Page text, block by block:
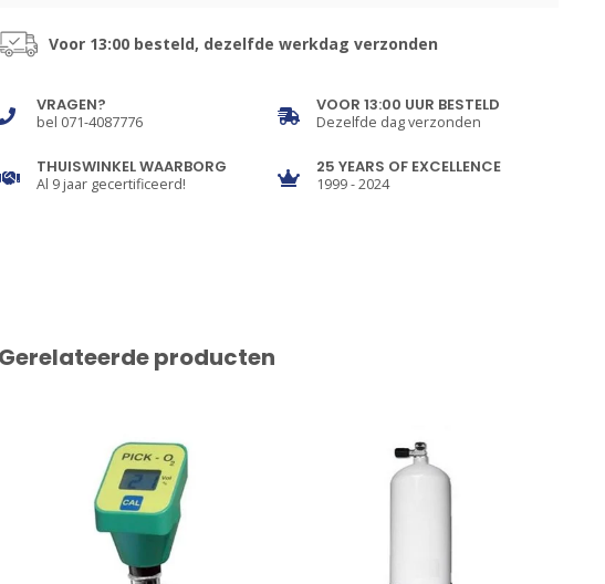
Voor 13:00 besteld, dezelfde werkdag verzonden
VRAGEN?
bel 071-4087776
VOOR 13:00 UUR BESTELD
Dezelfde dag verzonden
THUISWINKEL WAARBORG
Al 9 jaar gecertificeerd!
25 YEARS OF EXCELLENCE
1999 - 2024
Gerelateerde producten